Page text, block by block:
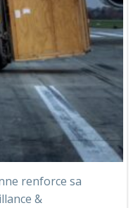
renforce sa
&